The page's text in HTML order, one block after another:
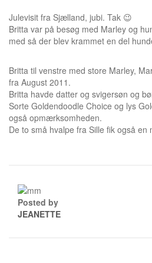
Julevisit fra Sjælland, jubi. Tak 😉
Britta var på besøg med Marley og
med så der blev krammet en del
Britta til venstre med store Marley,
fra August 2011.
Britta havde datter og svigersøn og
Sorte Goldendoodle Choice og lys
også opmærksomheden.
De to små hvalpe fra Sille fik også en
Posted by
JEANETTE